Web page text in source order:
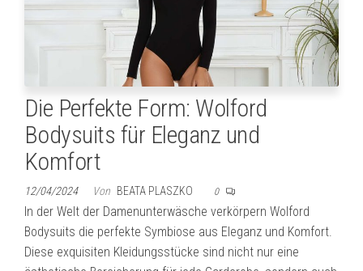
Die Perfekte Form: Wolford
Bodysuits für Eleganz und
Komfort
12/04/2024 Von BEATA PLASZKO 0
In der Welt der Damenunterwäsche verkörpern Wolford
Bodysuits die perfekte Symbiose aus Eleganz und Komfort.
Diese exquisiten Kleidungsstücke sind nicht nur eine